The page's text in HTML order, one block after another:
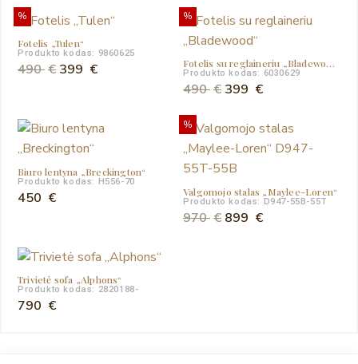
%
Fotelis „Tulen“
Produkto kodas: 9860625
490€ Original
490 €.
399 €Current
399 €.
%
Fotelis su reglaineriu „Bladewood“
Produkto kodas: 6030629
490€ Original
was:
490 €.
399 €Current
is:
399 €.
Biuro lentyna „Breckington“
Produkto kodas: H556-70
450 €
%
Valgomojo stalas „Maylee-Loren“
Produkto kodas: D947-55B-55T
970€ Original
899 €Current
Trivietė sofa „Alphons“
Produkto kodas: 2820188-
790 €